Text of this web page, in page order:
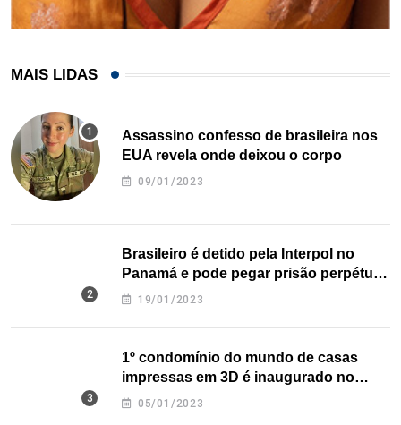
MAIS LIDAS
Assassino confesso de brasileira nos
EUA revela onde deixou o corpo
09/01/2023
Brasileiro é detido pela Interpol no
Panamá e pode pegar prisão perpétua
nos EUA
19/01/2023
1º condomínio do mundo de casas
impressas em 3D é inaugurado no
Texas
05/01/2023